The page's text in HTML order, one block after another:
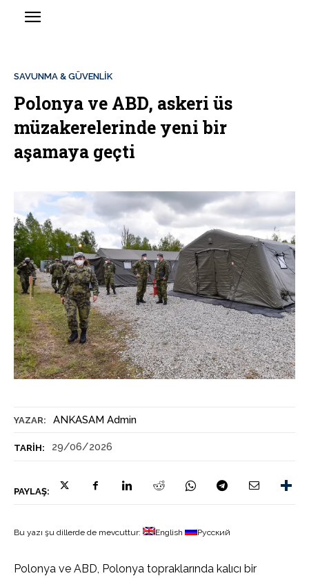
YAZAR: ANKASAM Admin
TARIH: 29/06/2026
PAYLAŞ:
SAVUNMA & GÜVENLİK
Polonya ve ABD, askeri üs
müzakerelerinde yeni bir
aşamaya geçti
Bu yazı şu dillerde de mevcuttur: English Русский
Polonya ve ABD, Polonya topraklarında kalıcı bir